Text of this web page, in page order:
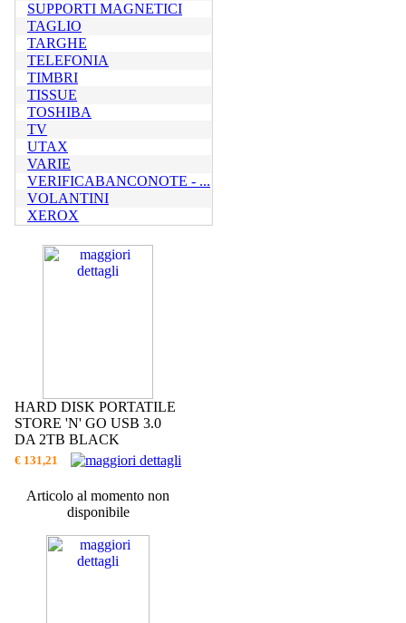
SUPPORTI MAGNETICI
TAGLIO
TARGHE
TELEFONIA
TIMBRI
TISSUE
TOSHIBA
TV
UTAX
VARIE
VERIFICABANCONOTE - ...
VOLANTINI
XEROX
HARD DISK PORTATILE
STORE 'N' GO USB 3.0
DA 2TB BLACK
€ 131,21
Articolo al momento non
disponibile